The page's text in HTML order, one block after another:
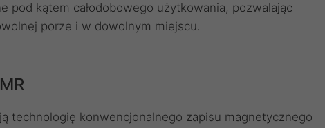
pod kątem całodobowego użytkowania, pozwalając
porze i w dowolnym miejscu.
technologię konwencjonalnego zapisu magnetycznego